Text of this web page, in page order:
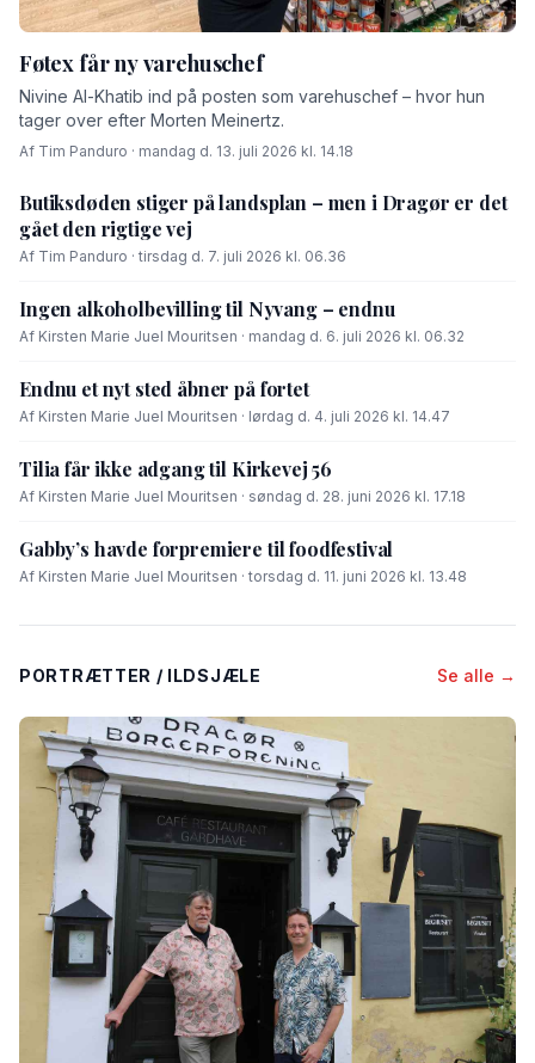
Føtex får ny varehuschef
Nivine Al-Khatib ind på posten som varehuschef – hvor hun
tager over efter Morten Meinertz.
Af Tim Panduro · mandag d. 13. juli 2026 kl. 14.18
Butiksdøden stiger på landsplan – men i Dragør er det
gået den rigtige vej
Af Tim Panduro · tirsdag d. 7. juli 2026 kl. 06.36
Ingen alkoholbevilling til Nyvang – endnu
Af Kirsten Marie Juel Mouritsen · mandag d. 6. juli 2026 kl. 06.32
Endnu et nyt sted åbner på fortet
Af Kirsten Marie Juel Mouritsen · lørdag d. 4. juli 2026 kl. 14.47
Tilia får ikke adgang til Kirkevej 56
Af Kirsten Marie Juel Mouritsen · søndag d. 28. juni 2026 kl. 17.18
Gabby’s havde forpremiere til foodfestival
Af Kirsten Marie Juel Mouritsen · torsdag d. 11. juni 2026 kl. 13.48
PORTRÆTTER / ILDSJÆLE Se alle →